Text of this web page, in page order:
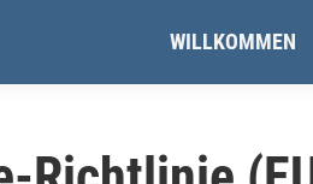
WILLKOMMEN